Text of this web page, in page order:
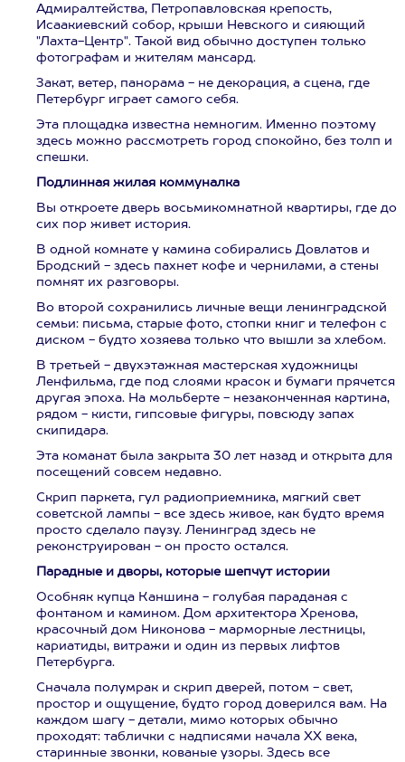
Адмиралтейства, Петропавловская крепость,
Исаакиевский собор, крыши Невского и сияющий
"Лахта-Центр". Такой вид обычно доступен только
фотографам и жителям мансард.
Закат, ветер, панорама - не декорация, а сцена, где
Петербург играет самого себя.
Эта площадка известна немногим. Именно поэтому
здесь можно рассмотреть город спокойно, без толп и
спешки.
Подлинная жилая коммуналка
Вы откроете дверь восьмикомнатной квартиры, где до
сих пор живет история.
В одной комнате у камина собирались Довлатов и
Бродский - здесь пахнет кофе и чернилами, а стены
помнят их разговоры.
Во второй сохранились личные вещи ленинградской
семьи: письма, старые фото, стопки книг и телефон с
диском - будто хозяева только что вышли за хлебом.
В третьей - двухэтажная мастерская художницы
Ленфильма, где под слоями красок и бумаги прячется
другая эпоха. На мольберте - незаконченная картина,
рядом - кисти, гипсовые фигуры, повсюду запах
скипидара.
Эта команат была закрыта 30 лет назад и открыта для
посещений совсем недавно.
Скрип паркета, гул радиоприемника, мягкий свет
советской лампы - все здесь живое, как будто время
просто сделало паузу. Ленинград здесь не
реконструирован - он просто остался.
Парадные и дворы, которые шепчут истории
Особняк купца Каншина - голубая параданая с
фонтаном и камином. Дом архитектора Хренова,
красочный дом Никонова - марморные лестницы,
кариатиды, витражи и один из первых лифтов
Петербурга.
Сначала полумрак и скрип дверей, потом - свет,
простор и ощущение, будто город доверился вам. На
каждом шагу - детали, мимо которых обычно
проходят: таблички с надписями начала ХХ века,
старинные звонки, кованые узоры. Здесь все